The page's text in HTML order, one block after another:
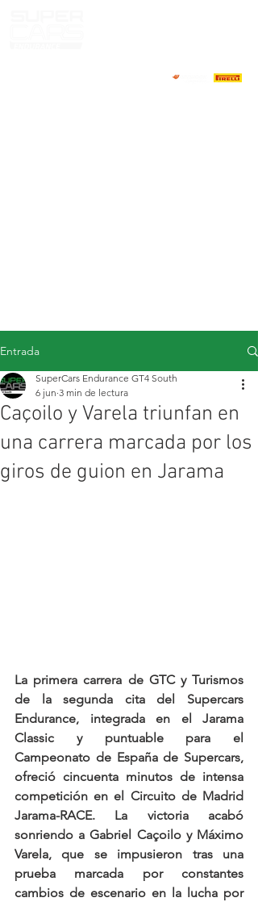
Entrada
Caçoilo y Varela triunfan en
una carrera marcada por los
giros de guion en Jarama
SuperCars Endurance GT4 South
6 jun 3 min de lectura
La primera carrera de GTC y Turismos
de la segunda cita del Supercars
Endurance, integrada en el Jarama
Classic y puntuable para el
Campeonato de España de Supercars,
ofreció cincuenta minutos de intensa
competición en el Circuito de Madrid
Jarama-RACE. La victoria acabó
sonriendo a Gabriel Caçoilo y Máximo
Varela, que se impusieron tras una
prueba marcada por constantes
cambios de escenario en la lucha por